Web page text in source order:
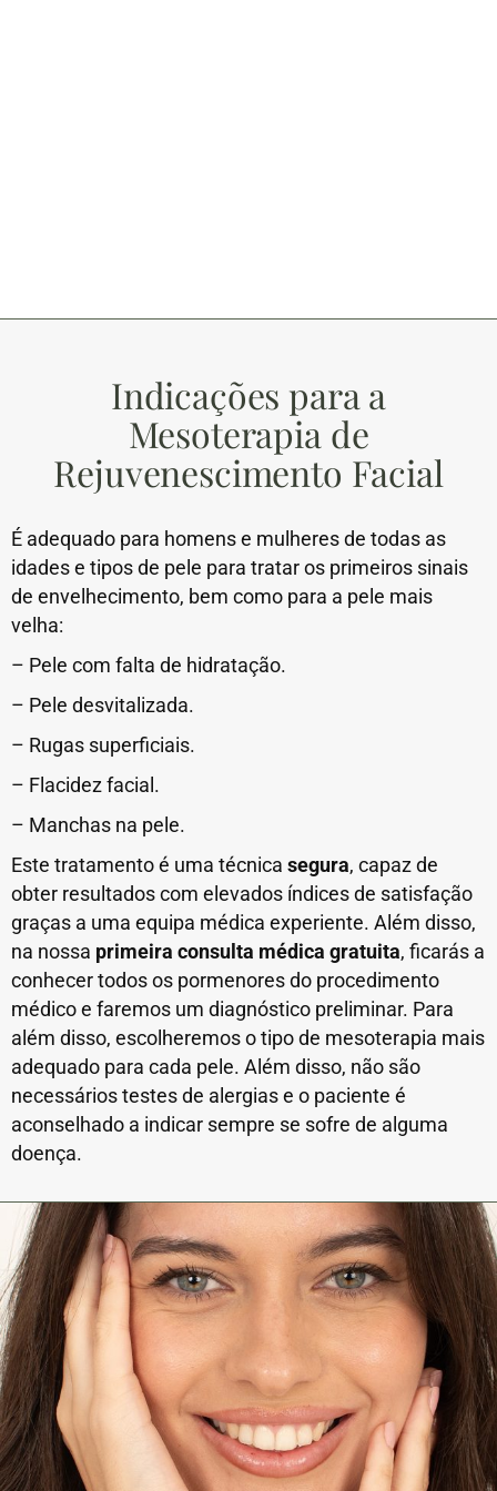
Indicações para a
Mesoterapia de
Rejuvenescimento Facial
É adequado para homens e mulheres de todas as
idades e tipos de pele para tratar os primeiros sinais
de envelhecimento, bem como para a pele mais
velha:
– Pele com falta de hidratação.
– Pele desvitalizada.
– Rugas superficiais.
– Flacidez facial.
– Manchas na pele.
Este tratamento é uma técnica segura, capaz de
obter resultados com elevados índices de satisfação
graças a uma equipa médica experiente. Além disso,
na nossa primeira consulta médica gratuita, ficarás a
conhecer todos os pormenores do procedimento
médico e faremos um diagnóstico preliminar. Para
além disso, escolheremos o tipo de mesoterapia mais
adequado para cada pele. Além disso, não são
necessários testes de alergias e o paciente é
aconselhado a indicar sempre se sofre de alguma
doença.